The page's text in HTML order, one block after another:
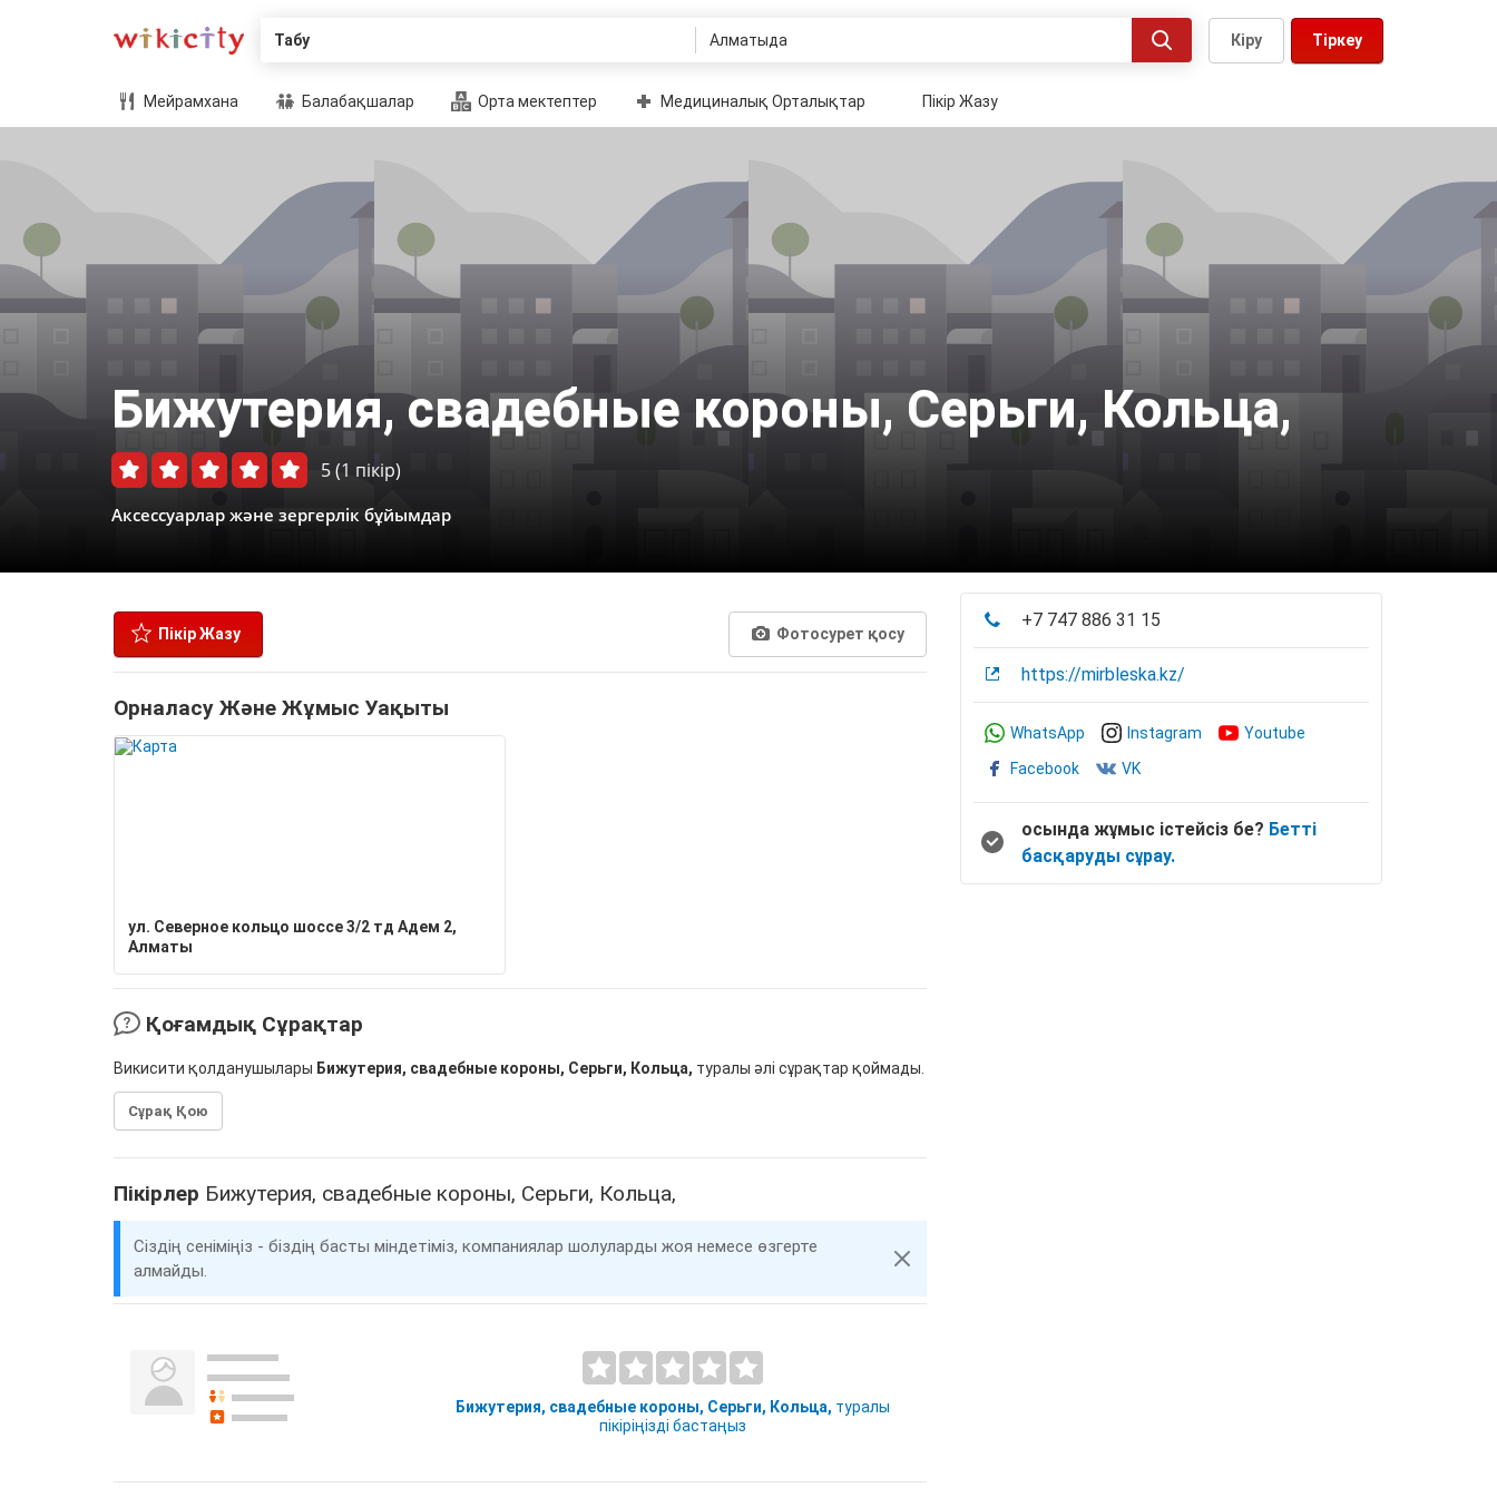
Табу Тіркеу
Кіру
Мейрамхана Балабақшалар Орта мектептер Медициналық Орталықтар Пікір Жазу
Бижутерия, свадебные короны, Серьги, Кольца,
5(1 пікір)
Аксессуарлар және зергерлік бұйымдар
Пікір Жазу Фотосурет қосу
Орналасу Және Жұмыс Уақыты
ул. Северное кольцо шоссе 3/2 тд Адем 2,
Алматы
Қоғамдық Сұрақтар
Викисити қолданушылары Бижутерия, свадебные короны, Серьги, Кольца, туралы әлі сұрақтар қоймады.
Сұрақ Қою
Пікірлер Бижутерия, свадебные короны, Серьги, Кольца,
Сіздің сеніміңіз - біздің басты міндетіміз, компаниялар шолуларды жоя немесе өзгерте
алмайды.
Бижутерия, свадебные короны, Серьги, Кольца, туралы
пікіріңізді бастаңыз
+7 747 886 31 15
https://mirbleska.kz/
WhatsApp Instagram Youtube
Facebook VK
осында жұмыс істейсіз бе? Бетті
басқаруды сұрау.